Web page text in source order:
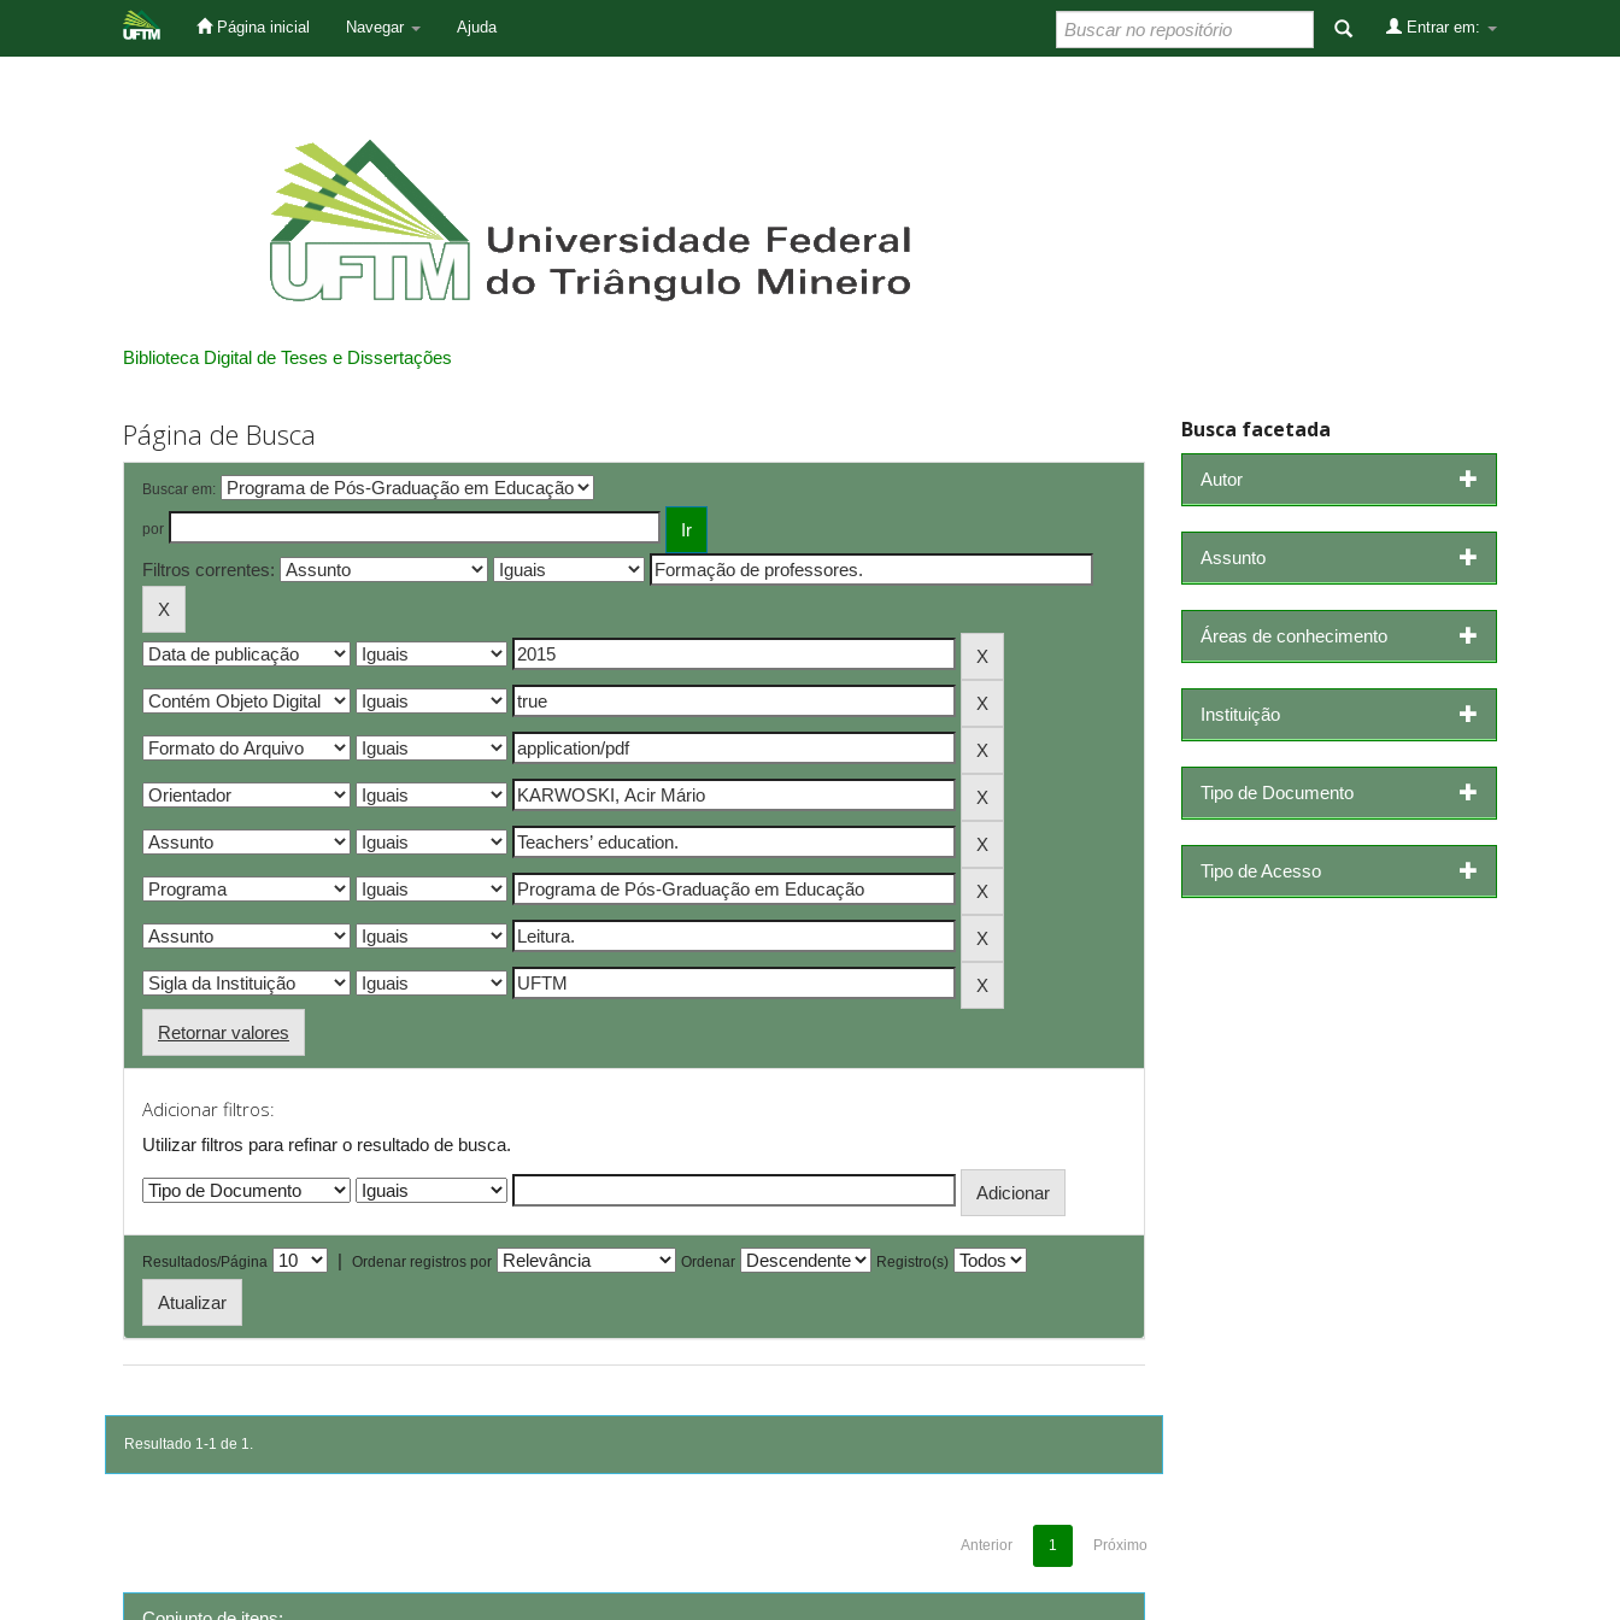
Página inicial Navegar Ajuda Entrar em:
Biblioteca Digital de Teses e Dissertações
Página de Busca
Buscar em:
por
Filtros correntes:
Retornar valores
Adicionar filtros:
Utilizar filtros para refinar o resultado de busca.
Resultados/Página | Ordenar registros por Ordenar Registro(s)
Resultado 1-1 de 1.
Anterior 1 Próximo
Busca facetada
Autor
Assunto
Áreas de conhecimento
Instituição
Tipo de Documento
Tipo de Acesso